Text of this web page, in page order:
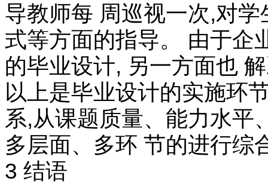
导教师每 周巡视一次,对
式等方面的指导。 由于企
的毕业设计, 另一方面也
以上是毕业设计的实施环
系,从课题质量、能力水平
多层面、多环 节的进行综
3 结语